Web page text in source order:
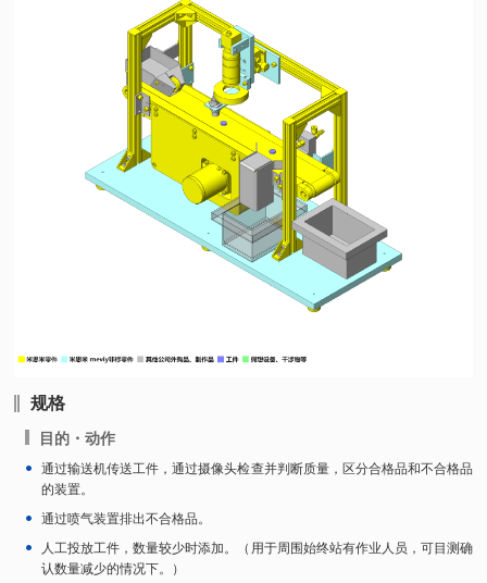
规格
目的・动作
通过输送机传送工件，通过摄像头检查并判断质量，区分合格品和不合格品
的装置。
通过喷气装置排出不合格品。
人工投放工件，数量较少时添加。（用于周围始终站有作业人员，可目测确
认数量减少的情况下。）